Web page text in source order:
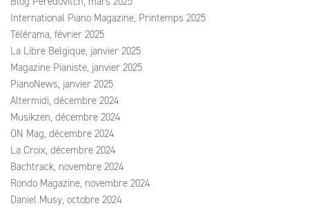
International Piano Magazine, Printemps 2025
Télérama, février 2025
La Libre Belgique, janvier 2025
Magazine Pianiste, janvier 2025
PianoNews, janvier 2025
Altermidi, décembre 2024
Musikzen, décembre 2024
ON Mag, décembre 2024
La Croix, décembre 2024
Bachtrack, novembre 2024
Rondo Magazine, novembre 2024
Daniel Musy, octobre 2024